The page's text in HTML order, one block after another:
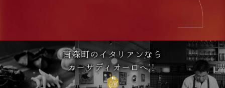
南森町のイタリアンなら
カーサディオーロへ！